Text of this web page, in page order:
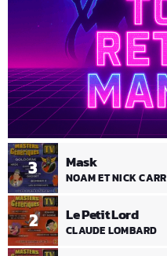
2 Le Petit Lord
CLAUDE LOMBARD
3 Mask
NOAM ET NICK CARR